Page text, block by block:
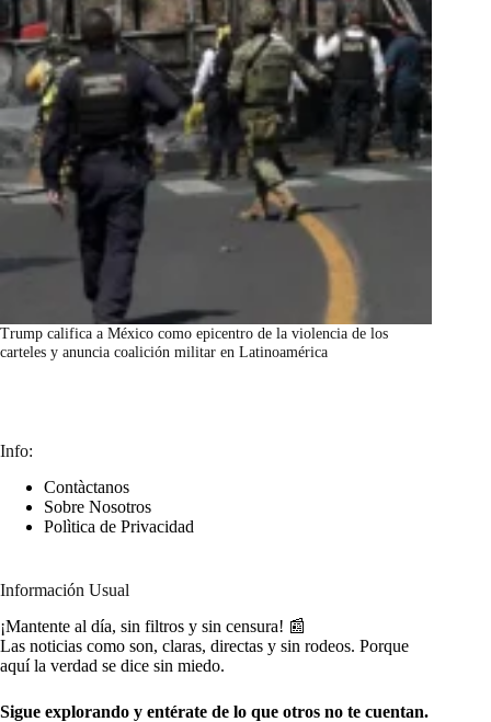
Trump califica a México como epicentro de la violencia de los
carteles y anuncia coalición militar en Latinoamérica
Info:
Contàctanos
Sobre Nosotros
Polìtica de Privacidad
Información Usual
¡Mantente al día, sin filtros y sin censura! 📰
Las noticias como son, claras, directas y sin rodeos. Porque
aquí la verdad se dice sin miedo.
Sigue explorando y entérate de lo que otros no te cuentan.